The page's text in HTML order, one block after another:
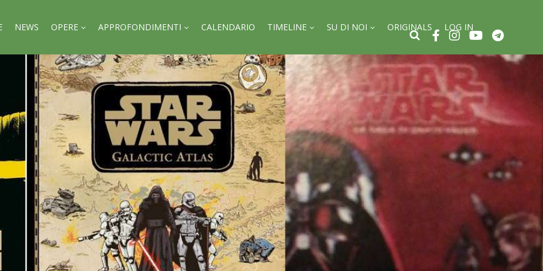
NEWS OPERE APPROFONDIMENTI CALENDARIO TIMELINE SU DI NOI ORIGINALS LOG IN